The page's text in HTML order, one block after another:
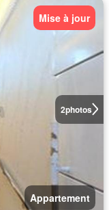
2photos
Mise à jour
Appartement